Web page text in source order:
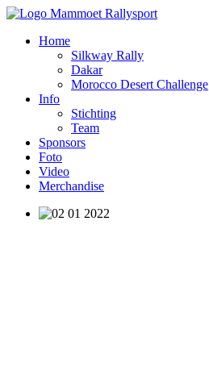
Home
Silkway Rally
Dakar
Morocco Desert Challenge
Info
Stichting
Team
Sponsors
Foto
Video
Merchandise